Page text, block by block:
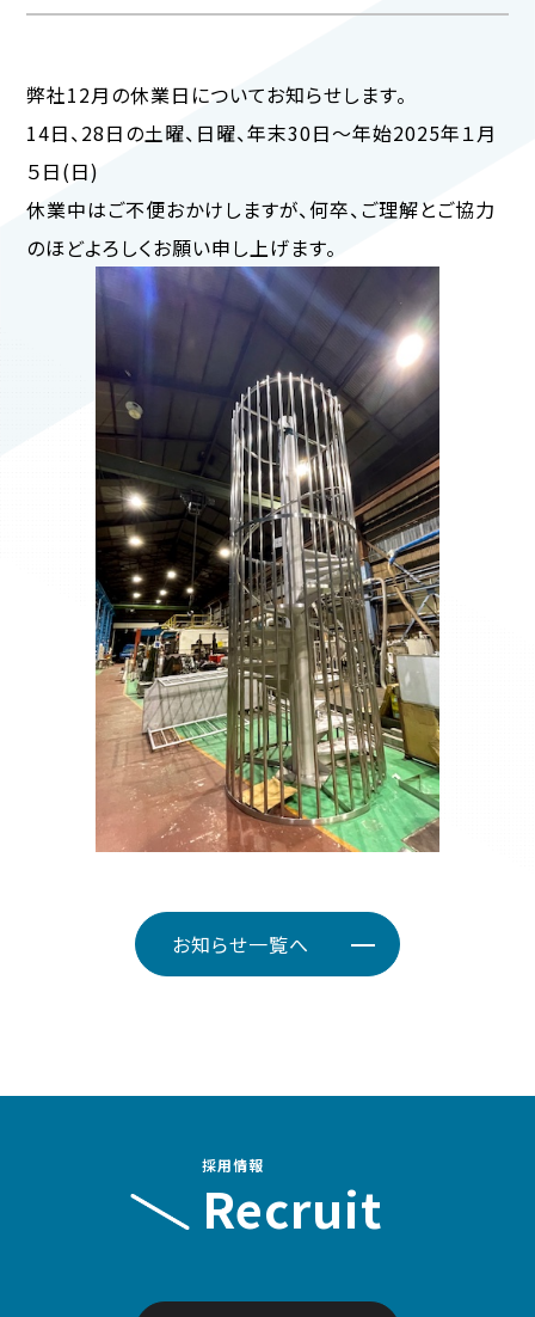
弊社12月の休業日についてお知らせします。
14日、28日の土曜、日曜、年末30日～年始2025年１月
５日(日)
休業中はご不便おかけしますが、何卒、ご理解とご協力
のほどよろしくお願い申し上げます。
お知らせ一覧へ
採用情報
Recruit